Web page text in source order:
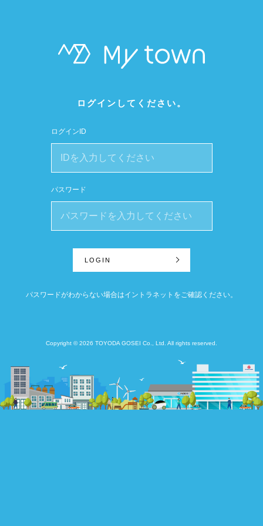
ログインしてください。
ログインID
パスワード
パスワードがわからない場合はイントラネットをご確認ください。
Copyright © 2026 TOYODA GOSEI Co., Ltd. All rights reserved.